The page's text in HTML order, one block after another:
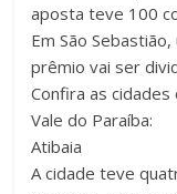
aposta teve 100
Em São
prêmio vai ser
Confira as
Vale do Paraíba:
Atibaia
A cidade teve